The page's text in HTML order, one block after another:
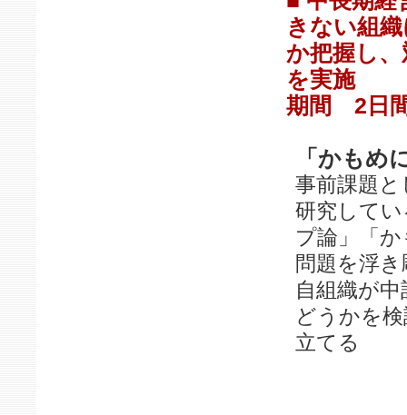
きない組
か把握し
を実施
期間 2日
「かもめ
事前課題
研究して
プ論」「
問題を浮
自組織が
どうかを
立てる